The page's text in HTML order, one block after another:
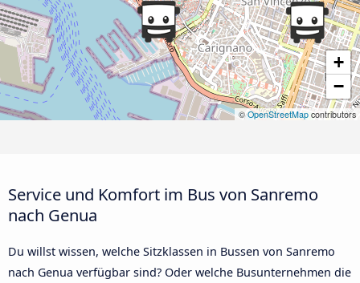
+
−
©OpenStreetMap contributors
Service und Komfort im Bus von Sanremo
nach Genua
Du willst wissen, welche Sitzklassen in Bussen von Sanremo
nach Genua verfügbar sind? Oder welche Busunternehmen die